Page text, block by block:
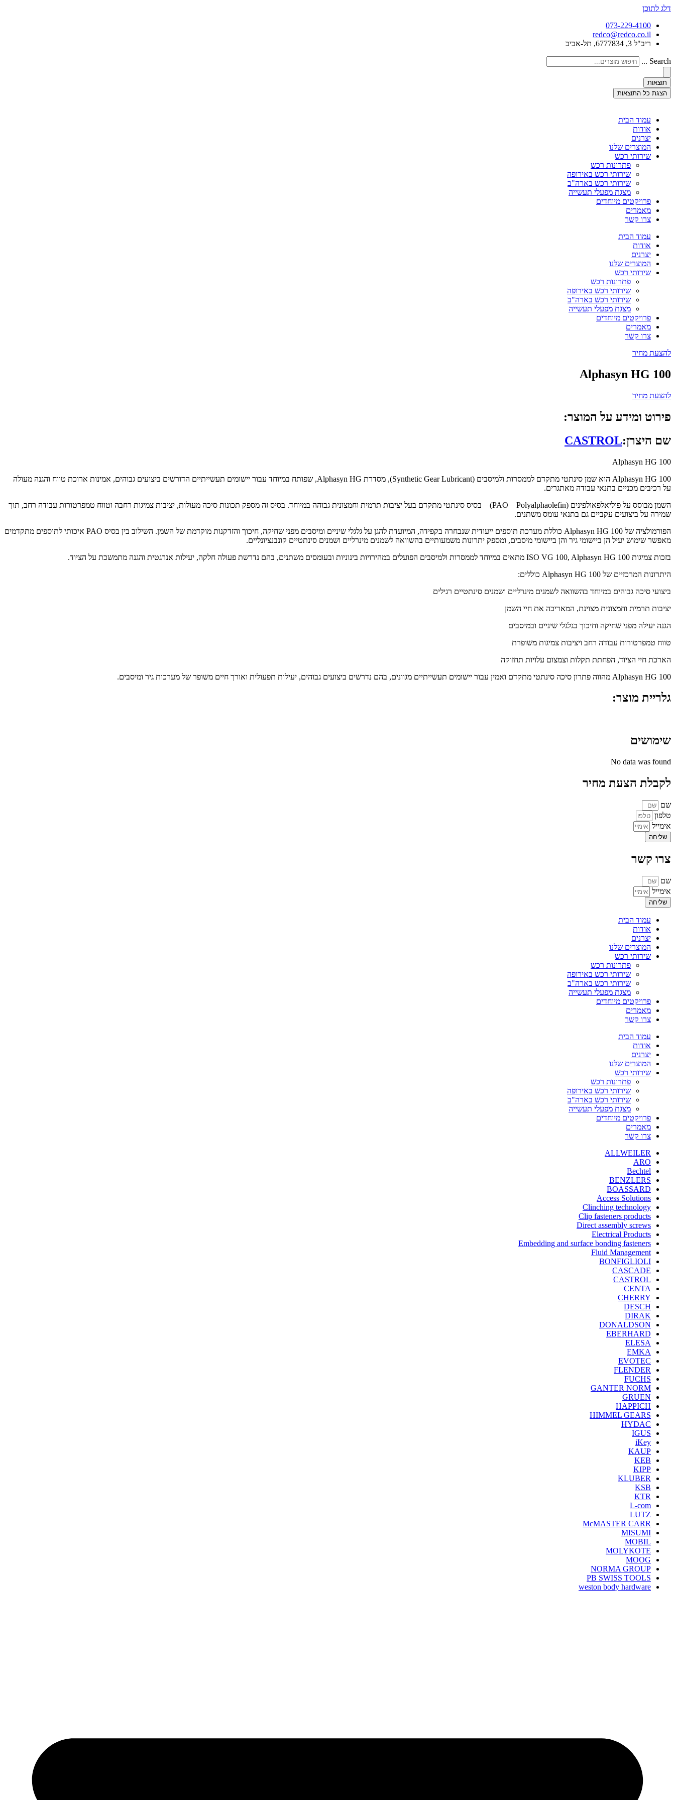
דלג לתוכן
073-229-4100
redco@redco.co.il
ריב"ל 3, 6777834, תל-אביב
Search ...
תוצאות
הצגת כל התוצאות
עמוד הבית
אודות
יצרנים
המוצרים שלנו
שירותי רכש
פתרונות רכש
שירותי רכש באירופה
שירותי רכש בארה"ב
מצגת מפעלי תעשייה
פרויקטים מיוחדים
מאמרים
צרו קשר
עמוד הבית
אודות
יצרנים
המוצרים שלנו
שירותי רכש
פתרונות רכש
שירותי רכש באירופה
שירותי רכש בארה"ב
מצגת מפעלי תעשייה
פרויקטים מיוחדים
מאמרים
צרו קשר
להצעת מחיר
Alphasyn HG 100
להצעת מחיר
פירוט ומידע על המוצר:
שם היצרן:CASTROL
Alphasyn HG 100
Alphasyn HG 100 הוא שמן סינתטי מתקדם לממסרות ולמיסבים (Synthetic Gear Lubricant), מסדרת Alphasyn HG, שפותח במיוחד עבור יישומים תעשייתיים הדורשים ביצועים גבוהים, אמינות ארוכת טווח והגנה מעולה
על רכיבים מכניים בתנאי עבודה מאתגרים.
השמן מבוסס על פוליאלפאולפינים (PAO – Polyalphaolefin) – בסיס סינתטי מתקדם בעל יציבות תרמית וחמצונית גבוהה במיוחד. בסיס זה מספק תכונות סיכה מעולות, יציבות צמיגות רחבה וטווח טמפרטורות עבודה רחב, תוך
שמירה על ביצועים עקביים גם בתנאי עומס משתנים.
הפורמולציה של Alphasyn HG 100 כוללת מערכת תוספים ייעודית שנבחרה בקפידה, המיועדת להגן על גלגלי שיניים ומיסבים מפני שחיקה, חיכוך והזדקנות מוקדמת של השמן. השילוב בין בסיס PAO איכותי לתוספים מתקדמים
מאפשר שימוש יעיל הן ביישומי גיר והן ביישומי מיסבים, ומספק יתרונות משמעותיים בהשוואה לשמנים מינרליים ושמנים סינתטיים קונבנציונליים.
בזכות צמיגות ISO VG 100, Alphasyn HG 100 מתאים במיוחד לממסרות ולמיסבים הפועלים במהירויות בינוניות ובעומסים משתנים, בהם נדרשת פעולה חלקה, יעילות אנרגטית והגנה מתמשכת על הציוד.
היתרונות המרכזיים של Alphasyn HG 100 כוללים:
ביצועי סיכה גבוהים במיוחד בהשוואה לשמנים מינרליים ושמנים סינתטיים רגילים
יציבות תרמית וחמצונית מצוינת, המאריכה את חיי השמן
הגנה יעילה מפני שחיקה וחיכוך בגלגלי שיניים ובמיסבים
טווח טמפרטורות עבודה רחב ויציבות צמיגות משופרת
הארכת חיי הציוד, הפחתת תקלות וצמצום עלויות תחזוקה
Alphasyn HG 100 מהווה פתרון סיכה סינתטי מתקדם ואמין עבור יישומים תעשייתיים מגוונים, בהם נדרשים ביצועים גבוהים, יעילות תפעולית ואורך חיים משופר של מערכות גיר ומיסבים.
גלריית מוצר:
שימושים
No data was found
לקבלת הצעת מחיר
שם
טלפון
אימייל
שליחה
צרו קשר
שם
אימייל
שליחה
עמוד הבית
אודות
יצרנים
המוצרים שלנו
שירותי רכש
פתרונות רכש
שירותי רכש באירופה
שירותי רכש בארה"ב
מצגת מפעלי תעשייה
פרויקטים מיוחדים
מאמרים
צרו קשר
עמוד הבית
אודות
יצרנים
המוצרים שלנו
שירותי רכש
פתרונות רכש
שירותי רכש באירופה
שירותי רכש בארה"ב
מצגת מפעלי תעשייה
פרויקטים מיוחדים
מאמרים
צרו קשר
ALLWEILER
ARO
Bechtel
BENZLERS
BOASSARD
Access Solutions
Clinching technology
Clip fasteners products
Direct assembly screws
Electrical Products
Embedding and surface bonding fasteners
Fluid Management
BONFIGLIOLI
CASCADE
CASTROL
CENTA
CHERRY
DESCH
DIRAK
DONALDSON
EBERHARD
ELESA
EMKA
EVOTEC
FLENDER
FUCHS
GANTER NORM
GRUEN
HAPPICH
HIMMEL GEARS
HYDAC
IGUS
iKey
KAUP
KEB
KIPP
KLUBER
KSB
KTR
L-com
LUTZ
McMASTER CARR
MISUMI
MOBIL
MOLYKOTE
MOOG
NORMA GROUP
PB SWISS TOOLS
weston body hardware